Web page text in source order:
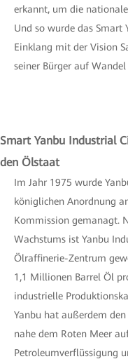
erkannt, um die
Und so wurde das
Einklang mit der Vision
seiner Bürger auf
Smart Yanbu Industrial
den Ölstaat
Im Jahr 1975 wurde
königlichen Anordnung
Kommission gemanagt.
Wachstums ist Yanbu
Ölraffinerie-Zentrum
1,1 Millionen Barrel Öl
industrielle
Yanbu hat außerdem
nahe dem Roten Meer
Petroleumverflüssigung